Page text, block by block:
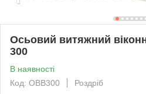
Осьовий витяжний
300
В наявності
Код: ОВВ300
Роздріб